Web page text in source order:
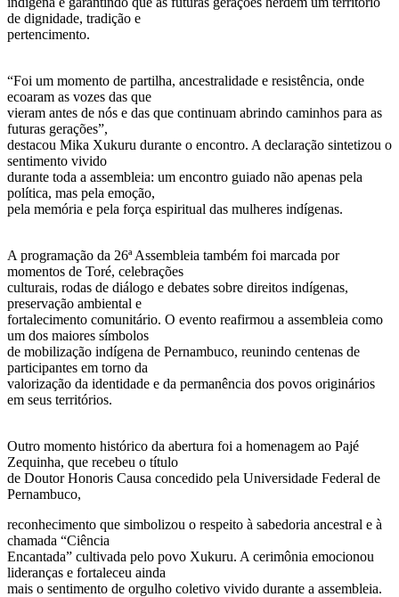
de dignidade, tradição e
pertencimento.
“Foi um momento de partilha, ancestralidade e resistência, onde
ecoaram as vozes das que
vieram antes de nós e das que continuam abrindo caminhos para as
futuras gerações”,
destacou Mika Xukuru durante o encontro. A declaração sintetizou o
sentimento vivido
durante toda a assembleia: um encontro guiado não apenas pela
política, mas pela emoção,
pela memória e pela força espiritual das mulheres indígenas.
A programação da 26ª Assembleia também foi marcada por
momentos de Toré, celebrações
culturais, rodas de diálogo e debates sobre direitos indígenas,
preservação ambiental e
fortalecimento comunitário. O evento reafirmou a assembleia como
um dos maiores símbolos
de mobilização indígena de Pernambuco, reunindo centenas de
participantes em torno da
valorização da identidade e da permanência dos povos originários
em seus territórios.
Outro momento histórico da abertura foi a homenagem ao Pajé
Zequinha, que recebeu o título
de Doutor Honoris Causa concedido pela Universidade Federal de
Pernambuco,
reconhecimento que simbolizou o respeito à sabedoria ancestral e à
chamada “Ciência
Encantada” cultivada pelo povo Xukuru. A cerimônia emocionou
lideranças e fortaleceu ainda
mais o sentimento de orgulho coletivo vivido durante a assembleia.